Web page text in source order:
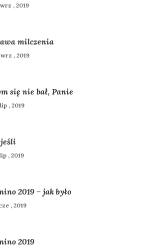
, 2019
milczenia
, 2019
się nie bał, Panie
, 2019
jeśli
, 2019
2019 – jak było
, 2019
2019